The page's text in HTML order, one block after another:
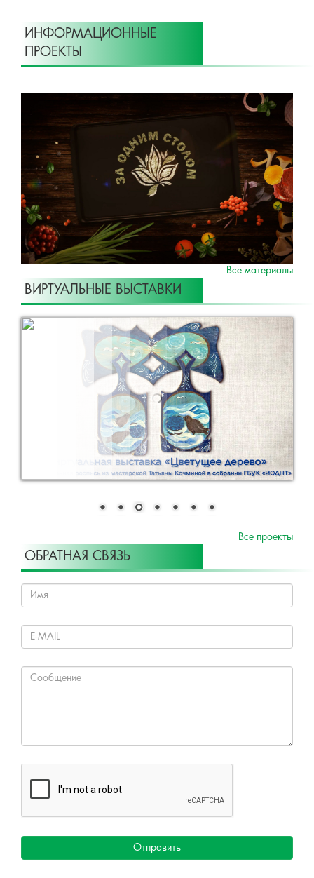
ИНФОРМАЦИОННЫЕ
ПРОЕКТЫ
Все материалы
ВИРТУАЛЬНЫЕ ВЫСТАВКИ
Все проекты
ОБРАТНАЯ СВЯЗЬ
Отправить